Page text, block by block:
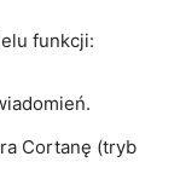
funkcji:
Cortanę (tryb